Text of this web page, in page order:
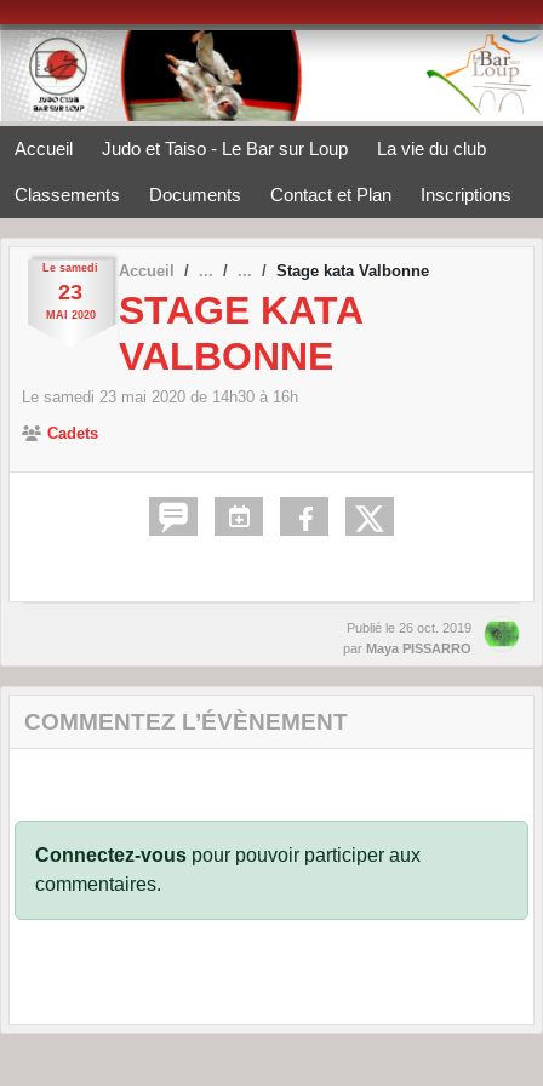
Accueil Judo et Taiso - Le Bar sur Loup La vie du club
Classements Documents Contact et Plan Inscriptions
Le samedi
23
MAI 2020
Accueil Stage kata Valbonne
STAGE KATA
VALBONNE
Le samedi 23 mai 2020 de 14h30 à 16h
Cadets
Publié le 26 oct. 2019
par Maya PISSARRO
COMMENTEZ L’ÉVÈNEMENT
Connectez-vous pour pouvoir participer aux
commentaires.